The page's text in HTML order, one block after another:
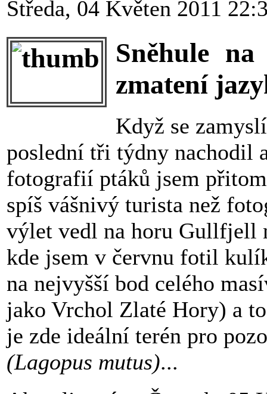
Středa, 04 Květen 2011
Sněhule
zmatení
Když se
poslední tři týdny nachodil
fotografií ptáků jsem
spíš vášnivý turista než
výlet vedl na horu Gullfjell
kde jsem v červnu fotil
na nejvyšší bod celého
jako Vrchol Zlaté Hory) a
je zde ideální terén pro
(Lagopus mutus)...